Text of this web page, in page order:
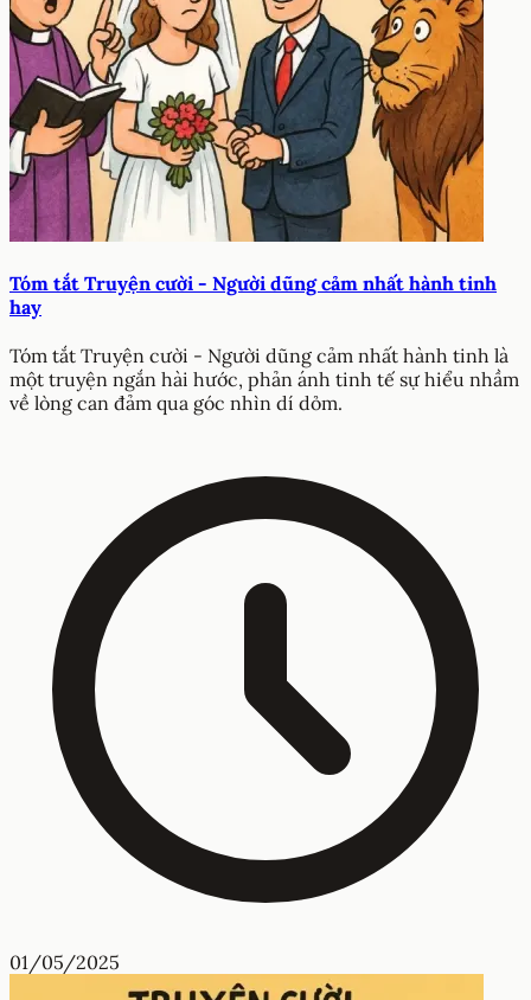
Tóm tắt Truyện cười - Người dũng cảm nhất hành tinh
hay
Tóm tắt Truyện cười - Người dũng cảm nhất hành tinh là
một truyện ngắn hài hước, phản ánh tinh tế sự hiểu nhầm
về lòng can đảm qua góc nhìn dí dỏm.
01/05/2025